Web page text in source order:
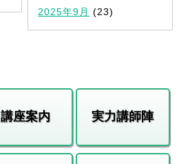
2025年9月 (23)
講座案内 実力講師陣